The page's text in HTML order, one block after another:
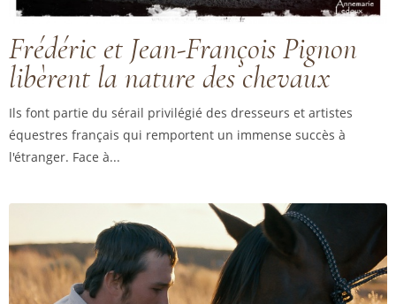
Frédéric et Jean-François Pignon
libèrent la nature des chevaux
Ils font partie du sérail privilégié des dresseurs et artistes
équestres français qui remportent un immense succès à
l'étranger. Face à...